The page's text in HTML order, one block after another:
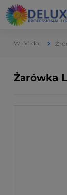
Żarówka